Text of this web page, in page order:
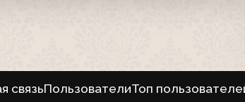
связьПользователиТоп